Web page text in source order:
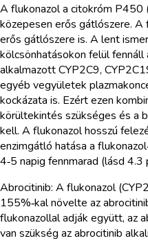
A flukonazol a citokróm P450
közepesen erős gátlószere. A
erős gátlószere is. A lent
kölcsönhatásokon felül
alkalmazott CYP2C9,
egyéb vegyületek
kockázata is. Ezért ezen
körültekintés szükséges és a
kell. A flukonazol hosszú
enzimgátló hatása a
4‑5 napig fennmarad (lásd 4.3
Abrocitinib: A flukonazol
155%‑kal növelte az
flukonazollal adják együtt, az
van szükség az abrocitinib